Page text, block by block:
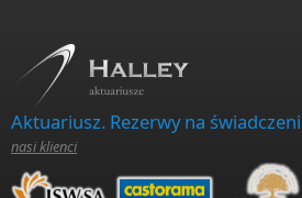
Aktuariusz. Rezerwy na
nasi klienci